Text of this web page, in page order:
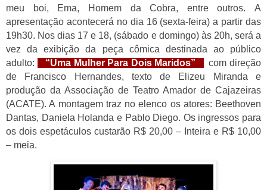
meu boi, Ema, Homem da Cobra, entre outros. A
apresentação acontecerá no dia 16 (sexta-feira) a partir das
19h30. Nos dias 17 e 18, (sábado e domingo) às 20h, será a
vez da exibição da peça cômica destinada ao público
adulto:
“Uma Mulher Para Dois Maridos”
com direção
de Francisco Hernandes, texto de Elizeu Miranda e
produção da Associação de Teatro Amador de Cajazeiras
(ACATE). A montagem traz no elenco os atores: Beethoven
Dantas, Daniela Holanda e Pablo Diego. Os ingressos para
os dois espetáculos custarão R$ 20,00 – Inteira e R$ 10,00
– meia.